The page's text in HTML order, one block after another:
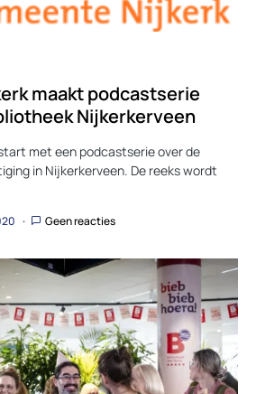
maakt podcastserie
Nijkerkerveen
met een podcastserie over de
in Nijkerkerveen. De reeks wordt
Geen reacties